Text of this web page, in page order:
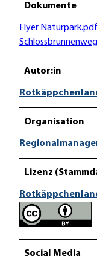
Dokumente
Flyer Naturpark.pdf
Autor:in
Organisation
Lizenz
Social Media